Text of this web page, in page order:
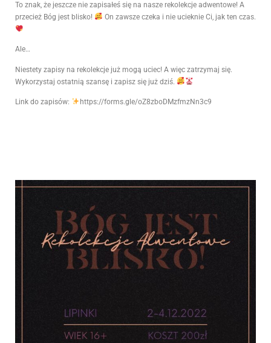
To znak, że jeszcze nie zapisałeś się na nasze rekolekcje adwentowe! A
przecież Bóg jest blisko!
On zawsze czeka i nie ucieknie Ci, jak ten czas.
Ale…
Niestety zapisy na rekolekcje już mogą uciec! A więc zatrzymaj się.
Wykorzystaj ostatnią szansę i zapisz się już dziś.
Link do zapisów: https://forms.gle/oZ8zboDMzfmzNn3c9